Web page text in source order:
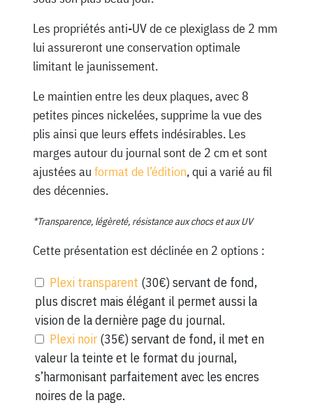
Les propriétés anti-UV de ce plexiglass de 2 mm
lui assureront une conservation optimale
limitant le jaunissement.
Le maintien entre les deux plaques, avec 8
petites pinces nickelées, supprime la vue des
plis ainsi que leurs effets indésirables. Les
marges autour du journal sont de 2 cm et sont
ajustées au format de l’édition, qui a varié au fil
des décennies.
*Transparence, légèreté, résistance aux chocs et aux UV
Cette présentation est déclinée en 2 options :
Plexi transparent (30€) servant de fond,
plus discret mais élégant il permet aussi la
vision de la dernière page du journal.
Plexi noir (35€) servant de fond, il met en
valeur la teinte et le format du journal,
s’harmonisant parfaitement avec les encres
noires de la page.